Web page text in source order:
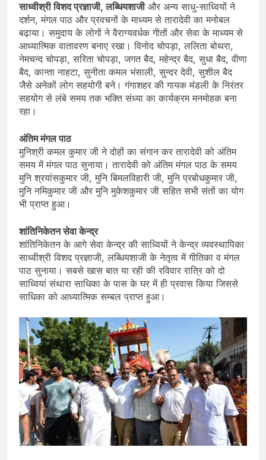
साध्वीश्री विशद प्रज्ञाजी, लब्धियशाजीऔर अन्य साधु-साध्वियों ने
दर्शन, मंगल पाठ और प्रवचनों के माध्यम से तारादेवी का मनोबल
बढ़ाया। समुदाय के लोगों ने वैराग्यवर्धक गीतों और सेवा के माध्यम से
आध्यात्मिक वातावरण बनाए रखा। विनोद चोपड़ा, ललिता बोथरा,
नेमचन्द चोपड़ा, सरिता चोपड़ा, जगत बैद, महेन्द्र बैद, सुधा बैद, वीणा
बैद, कान्ता नाहटा, सुनीता कमल भंसाली, सुन्दर देवी, सुशील बैद
जैसे अनेकों लोग सहयोगी बने। गंगाशहर की गायक मंडली के निरंतर
सहयोग से लंबे समय तक भक्ति संध्या का कार्यक्रम मनमोहक बना
रहा।
अंतिम मंगल पाठ
मुनिश्री कमल कुमार जी ने दोहों का संगान कर तारादेवी को अंतिम
समय में मंगल पाठ सुनाया। तारादेवी को अंतिम मंगल पाठ के समय
मुनि श्रयांसकुमार जी, मुनि बिमलविहारी जी, मुनि प्रबोधकुमार जी,
मुनि नमिकुमार जी और मुनि मुकेशकुमार जी सहित सभी संतों का योग
भी प्राप्त हुआ।
शांतिनिकेतन सेवा केन्द्र
शांतिनिकेतन के आगे सेवा केन्द्र की साध्वियों ने केन्द्र व्यवस्थापिका
साध्वीश्री विशद प्रज्ञाजी, लब्धियशाजी के नेतृत्व में गीतिका व मंगल
पाठ सुनाया। सबसे खास बात या रही की रविवार रात्रि को दो
साध्वियां संथारा साधिका के पास के घर में ही प्रवास किया जिससे
साधिका को आध्यात्मिक सम्बल प्राप्त हुआ।